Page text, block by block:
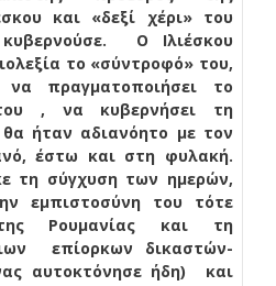
και «δεξί χέρι» του
Ο Ιλιέσκου
το «σύντροφό» του,
πραγματοποιήσει το
, να κυβερνήσει τη
ήταν αδιανόητο με τον
έστω και στη φυλακή.
τη σύγχυση των ημερών,
εμπιστοσύνη του τότε
Ρουμανίας και τη
επίορκων δικαστών-
αυτοκτόνησε ήδη) και